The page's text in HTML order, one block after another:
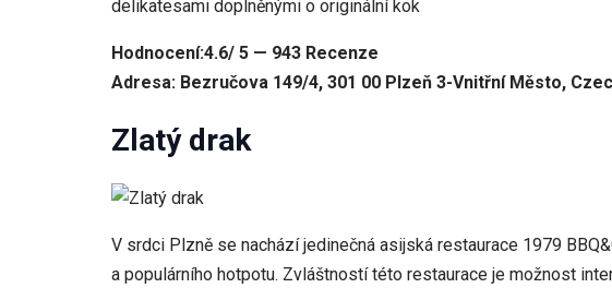
delikatesami doplněnými o originální kok
Hodnocení:4.6/ 5 — 943 Recenze
Adresa: Bezručova 149/4, 301 00 Plzeň 3-Vnitřní Město,
Zlatý drak
V srdci Plzně se nachází jedinečná asijská restaurace 1979
a populárního hotpotu. Zvláštností této restaurace je možnost